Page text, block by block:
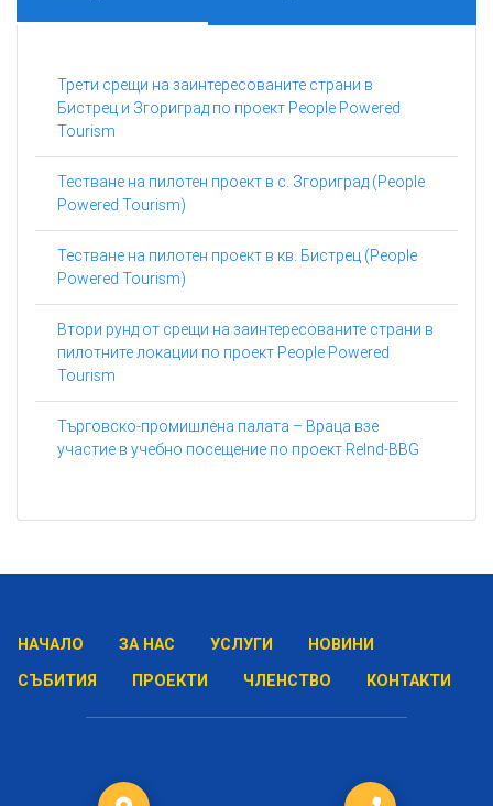
Трети срещи на заинтересованите страни в
Бистрец и Згориград по проект People Powered
Tourism
Тестване на пилотен проект в с. Згориград (People
Powered Tourism)
Тестване на пилотен проект в кв. Бистрец (People
Powered Tourism)
Втори рунд от срещи на заинтересованите страни в
пилотните локации по проект People Powered
Tourism
Търговско-промишлена палата – Враца взе
участие в учебно посещение по проект ReInd-BBG
НАЧАЛО ЗА НАС УСЛУГИ
НОВИНИ
СЪБИТИЯ
ПРОЕКТИ ЧЛЕНСТВО КОНТАКТИ